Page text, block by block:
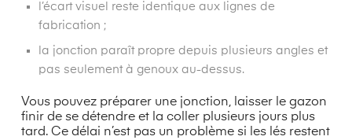
l’écart visuel reste identique aux lignes de
fabrication ;
la jonction paraît propre depuis plusieurs angles et
pas seulement à genoux au-dessus.
Vous pouvez préparer une jonction, laisser le gazon
finir de se détendre et la coller plusieurs jours plus
tard. Ce délai n’est pas un problème si les lés restent